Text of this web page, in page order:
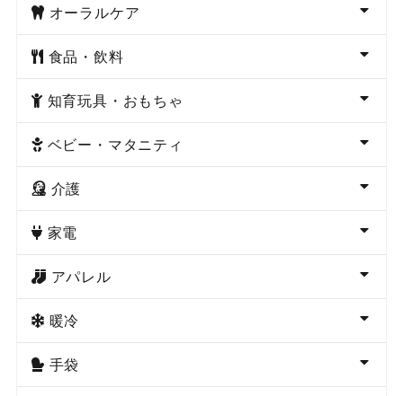
オーラルケア
食品・飲料
知育玩具・おもちゃ
ベビー・マタニティ
介護
家電
アパレル
暖冷
手袋